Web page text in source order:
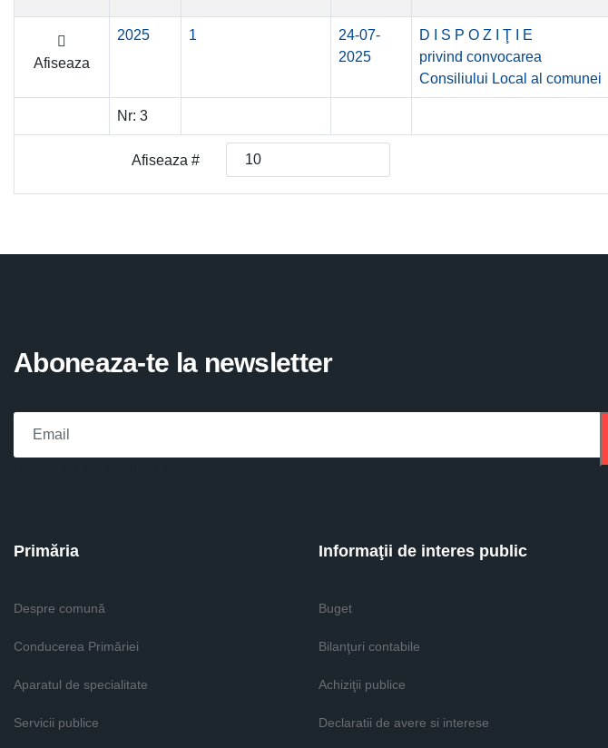
Afiseaza #
Afiseaza
2025 1
24-07-
2025
D I S P O Z I Ţ I E
privind convocarea
Consiliului Local al comunei
Nr: 3
Aboneaza-te la newsletter
Primăria
Despre comună
Conducerea Primăriei
Aparatul de specialitate
Servicii publice
Informaţii de interes public
Buget
Bilanţuri contabile
Achiziţii publice
Declaratii de avere si interese